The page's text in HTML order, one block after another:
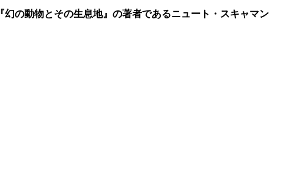
『幻の動物とその生息地』の著者であるニュート・スキャマン